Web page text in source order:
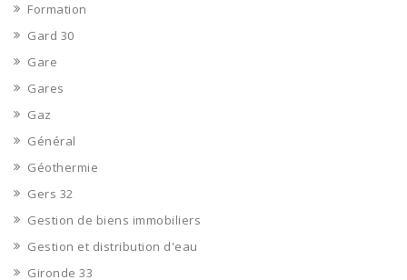
Formation
Gard 30
Gare
Gares
Gaz
Général
Géothermie
Gers 32
Gestion de biens immobiliers
Gestion et distribution d'eau
Gironde 33